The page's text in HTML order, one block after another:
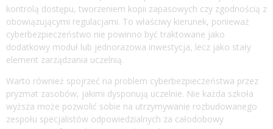
kontrolą dostępu, tworzeniem kopii zapasowych czy zgodnością z
obowiązującymi regulacjami. To właściwy kierunek, ponieważ
cyberbezpieczeństwo nie powinno być traktowane jako
dodatkowy moduł lub jednorazowa inwestycja, lecz jako stały
element zarządzania uczelnią.
Warto również spojrzeć na problem cyberbezpieczeństwa przez
pryzmat zasobów, jakimi dysponują uczelnie. Nie każda szkoła
wyższa może pozwolić sobie na utrzymywanie rozbudowanego
zespołu specjalistów odpowiedzialnych za całodobowy